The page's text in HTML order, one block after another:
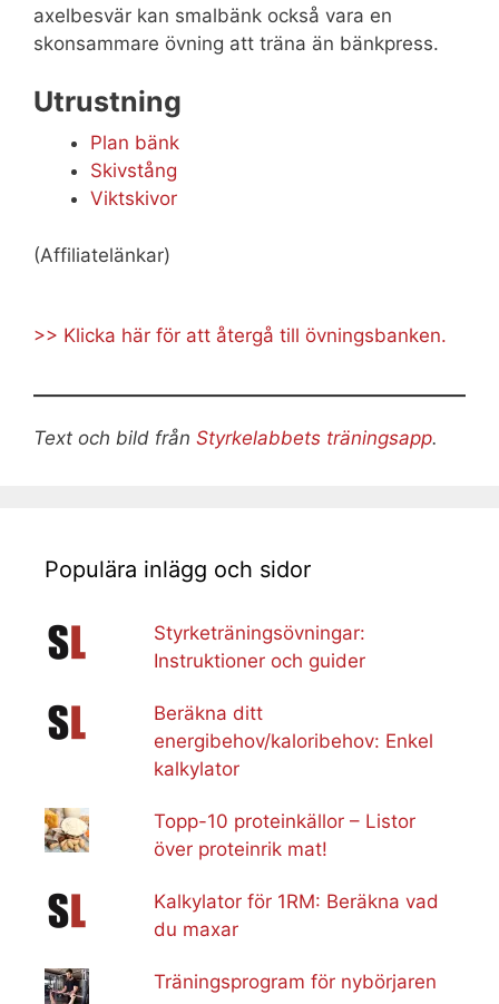
axelbesvär kan smalbänk också vara en
skonsammare övning att träna än bänkpress.
Utrustning
Plan bänk
Skivstång
Viktskivor
(Affiliatelänkar)
>> Klicka här för att återgå till övningsbanken.
Text och bild från Styrkelabbets träningsapp.
Populära inlägg och sidor
Styrketräningsövningar:
Instruktioner och guider
Beräkna ditt
energibehov/kaloribehov: Enkel
kalkylator
Topp-10 proteinkällor – Listor
över proteinrik mat!
Kalkylator för 1RM: Beräkna vad
du maxar
Träningsprogram för nybörjaren